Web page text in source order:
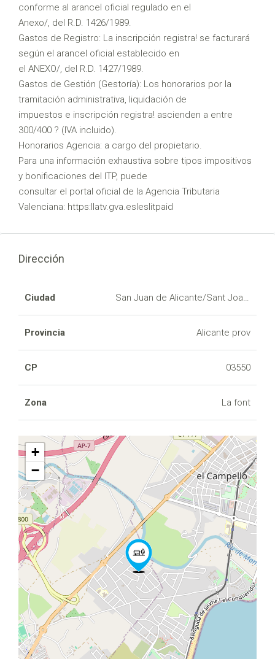
conforme al arancel oficial regulado en el
Anexo/, del R.D. 1426/1989.
Gastos de Registro: La inscripción registra! se facturará
según el arancel oficial establecido en
el ANEXO/, del R.D. 1427/1989.
Gastos de Gestión (Gestoría): Los honorarios por la
tramitación administrativa, liquidación de
impuestos e inscripción registra! ascienden a entre
300/400 ? (IVA incluido).
Honorarios Agencia: a cargo del propietario.
Para una información exhaustiva sobre tipos impositivos
y bonificaciones del ITP, puede
consultar el portal oficial de la Agencia Tributaria
Valenciana: https:llatv.gva.esleslitpaid
Dirección
Ciudad San Juan de Alicante/Sant Joan
Provincia Alicante prov
CP 03550
Zona La font
+
−